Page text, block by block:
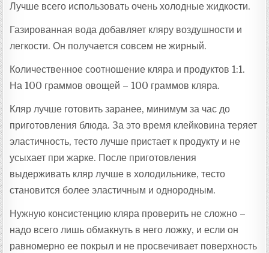
Лучше всего использовать очень холодные жидкости.
Газированная вода добавляет кляру воздушности и
легкости. Он получается совсем не жирный.
Количественное соотношение кляра и продуктов 1:1.
На 100 граммов овощей – 100 граммов кляра.
Кляр лучше готовить заранее, минимум за час до
приготовления блюда. За это время клейковина теряет
эластичность, тесто лучше пристает к продукту и не
усыхает при жарке. После приготовления
выдерживать кляр лучше в холодильнике, тесто
становится более эластичным и однородным.
Нужную консистенцию кляра проверить не сложно –
надо всего лишь обмакнуть в него ложку, и если он
равномерно ее покрыл и не просвечивает поверхность